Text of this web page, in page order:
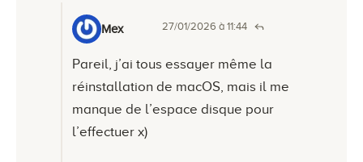
Mex 27/01/2026 à 11:44
Pareil, j’ai tous essayer même la
réinstallation de macOS, mais il me
manque de l’espace disque pour
l’effectuer x)